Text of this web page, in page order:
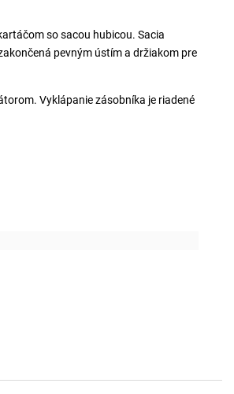
so sacou hubicou. Sacia
pevným ústím a držiakom pre
Vyklápanie zásobníka je riadené